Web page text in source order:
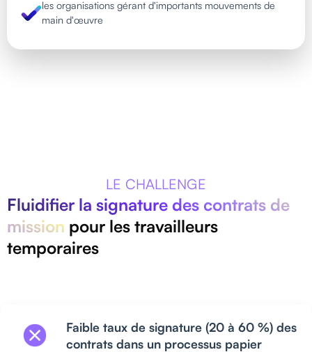
les organisations gérant d'importants mouvements de
main d'œuvre
LE CHALLENGE
Fluidifier la signature des contrats de
mission pour les travailleurs
temporaires
Faible taux de signature (20 à 60 %) des
contrats dans un processus papier